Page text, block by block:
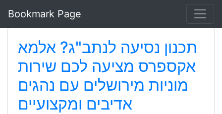
Bookmark Page
תכנון נסיעה לנתב"ג? אלמא
אקספרס מציעה לכם שירות
מוניות מירושלים עם נהגים
אדיבים ומקצועיים